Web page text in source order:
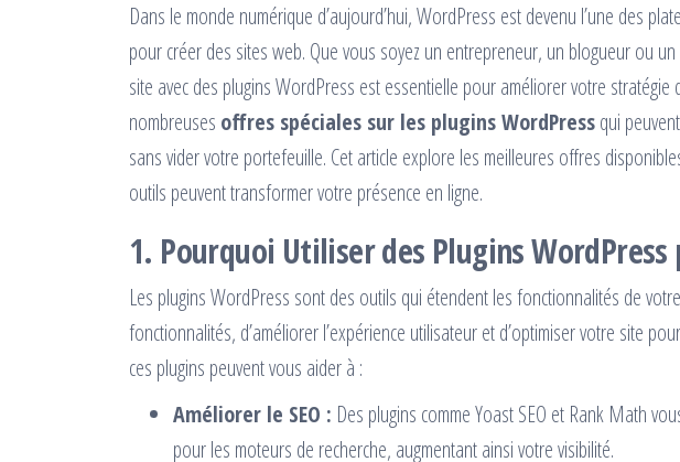
Dans le monde numérique d’aujourd’hui, WordPress est devenu l’une des
pour créer des sites web. Que vous soyez un entrepreneur, un blogueur ou
site avec des plugins WordPress est essentielle pour améliorer votre
nombreuses offres spéciales sur les plugins WordPressqui
sans vider votre portefeuille. Cet article explore les meilleures offres
outils peuvent transformer votre présence en ligne.
1. Pourquoi Utiliser des Plugins
Les plugins WordPress sont des outils qui étendent les fonctionnalités de
fonctionnalités, d’améliorer l’expérience utilisateur et d’optimiser votre site
ces plugins peuvent vous aider à :
Améliorer le SEO : Des plugins comme Yoast SEO et Rank Math
pour les moteurs de recherche, augmentant ainsi votre visibilité.